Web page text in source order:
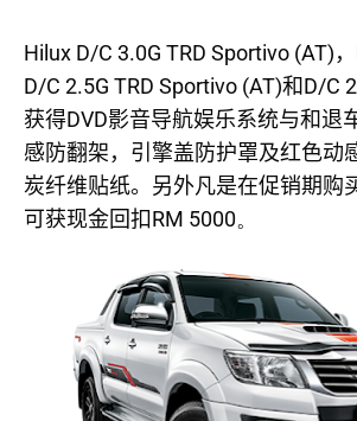
Hilux D/C 3.0G TRD Sportivo (AT) ，
D/C 2.5G TRD Sportivo (AT)和 D/C
获得DVD影音导航娱乐系统与和退
感防翻架，引擎盖防护罩及红色动
炭纤维贴纸。另外凡是在促销期购
可获现金回扣 RM 5000。